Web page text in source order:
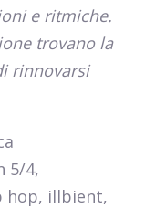
e ritmiche.
trovano la
rinnovarsi
5/4,
hop, illbient,